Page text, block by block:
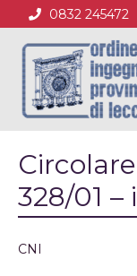
0832 245472
328/01
CNI